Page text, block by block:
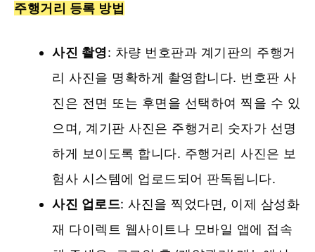
주행거리 등록 방법
사진 촬영: 차량 번호판과 계기판의 주행거
리 사진을 명확하게 촬영합니다. 번호판 사
진은 전면 또는 후면을 선택하여 찍을 수 있
으며, 계기판 사진은 주행거리 숫자가 선명
하게 보이도록 합니다. 주행거리 사진은 보
험사 시스템에 업로드되어 판독됩니다.
사진 업로드: 사진을 찍었다면, 이제 삼성화
재 다이렉트 웹사이트나 모바일 앱에 접속